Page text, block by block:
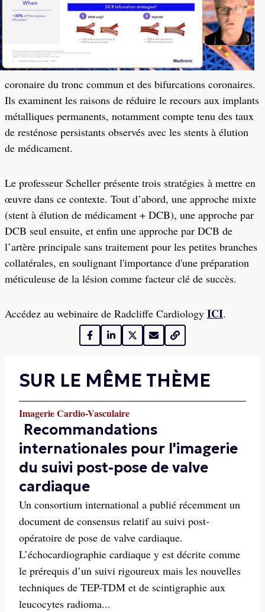
coronaire du tronc commun et des bifurcations coronaires.
Ils examinent les raisons de réduire le recours aux implants
métalliques permanents, notamment compte tenu des taux
de resténose persistants observés avec les stents à élution
de médicament.
Le professeur Scheller présente trois stratégies à mettre en
œuvre dans ce contexte. Tout d’abord, une approche mixte
(stent à élution de médicament + DCB), une approche par
DCB seul ensuite, et enfin une approche par DCB de
l’artère principale sans traitement pour les petites branches
collatérales, en soulignant l'importance d'une préparation
méticuleuse de la lésion comme facteur clé de succès.
Accédez au webinaire de Radcliffe Cardiology ICI.
SUR LE MÊME THÈME
Imagerie Cardio-Vasculaire
Recommandations
internationales pour l'imagerie
du suivi post-pose de valve
cardiaque
Un consortium international a publié récemment un
document de consensus relatif au suivi post-
opératoire de pose de valve cardiaque.
L’échocardiographie cardiaque y est décrite comme
le prérequis d’un suivi rigoureux mais les nouvelles
techniques de TEP-TDM et de scintigraphie aux
leucocytes radioma...